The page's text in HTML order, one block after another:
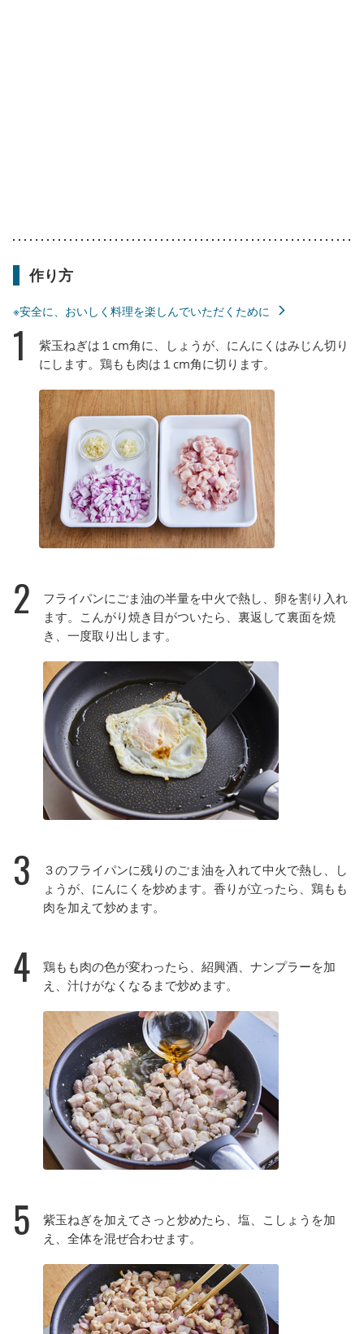
作り方
※安全に、おいしく料理を楽しんでいただくために
1
紫玉ねぎは１cm角に、しょうが、にんにくはみじん切り
にします。鶏もも肉は１cm角に切ります。
2
フライパンにごま油の半量を中火で熱し、卵を割り入れ
ます。こんがり焼き目がついたら、裏返して裏面を焼
き、一度取り出します。
3
３のフライパンに残りのごま油を入れて中火で熱し、し
ょうが、にんにくを炒めます。香りが立ったら、鶏もも
肉を加えて炒めます。
4
鶏もも肉の色が変わったら、紹興酒、ナンプラーを加
え、汁けがなくなるまで炒めます。
5
紫玉ねぎを加えてさっと炒めたら、塩、こしょうを加
え、全体を混ぜ合わせます。